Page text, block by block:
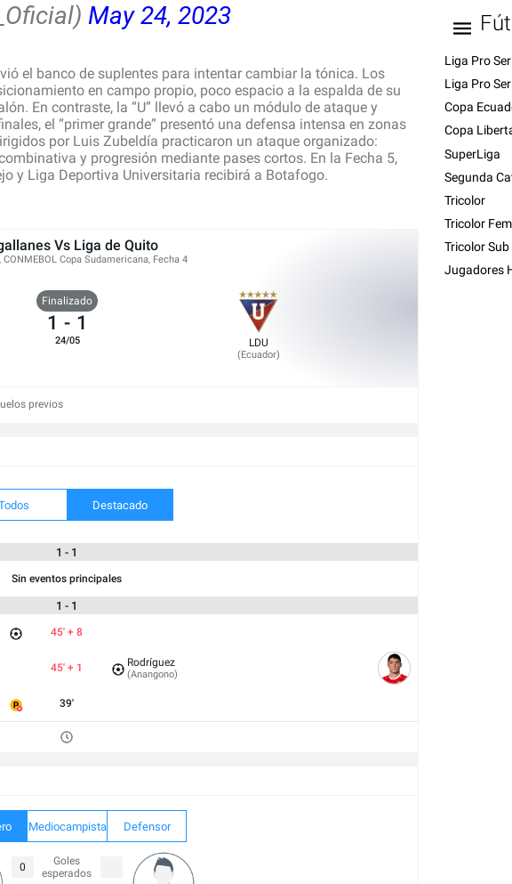
May 24, 2023
el banco de suplentes para intentar cambiar la tónica. Los
en campo propio, poco espacio a la espalda de su
En contraste, la “U” ​llevó a cabo un módulo de ataque y
el “primer grande” presentó una defensa intensa en zonas
por Luis Zubeldía practicaron un ataque organizado:
y progresión mediante pases cortos. En la Fecha 5,
y Liga Deportiva Universitaria recibirá a Botafogo.
Vs Liga de Quito
Copa Sudamericana, Fecha 4
Finalizado
1 - 1
24/05 LDU
(Ecuador)
previos
Destacado
1 - 1
Sin eventos principales
1 - 1
45' + 8
45' + 1 Rodríguez
(Anangono)
39'
Mediocampista Defensor
0
Goles
esperados
Liga Pro
Liga Pro
Copa
Copa
SuperLiga
Segunda
Tricolor
Tricolor
Tricolor Sub
Jugadores